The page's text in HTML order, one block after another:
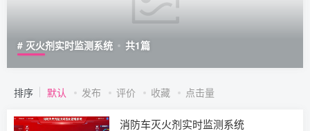
# 灭火剂实时监测系统 共1篇
排序 默认 发布 评价 收藏 点击量
消防车灭火剂实时监测系统